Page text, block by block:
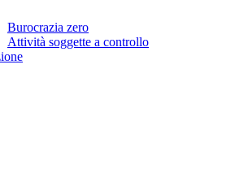
Burocrazia zero
Attività soggette a controllo